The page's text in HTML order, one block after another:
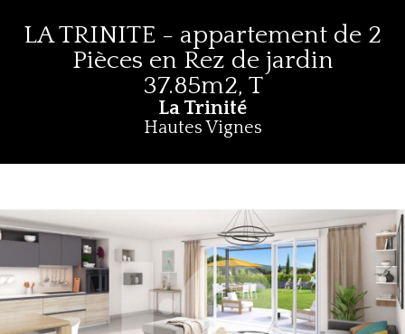
LA TRINITE - appartement de 2
Pièces en Rez de jardin
37.85m2, T
La Trinité
Hautes Vignes